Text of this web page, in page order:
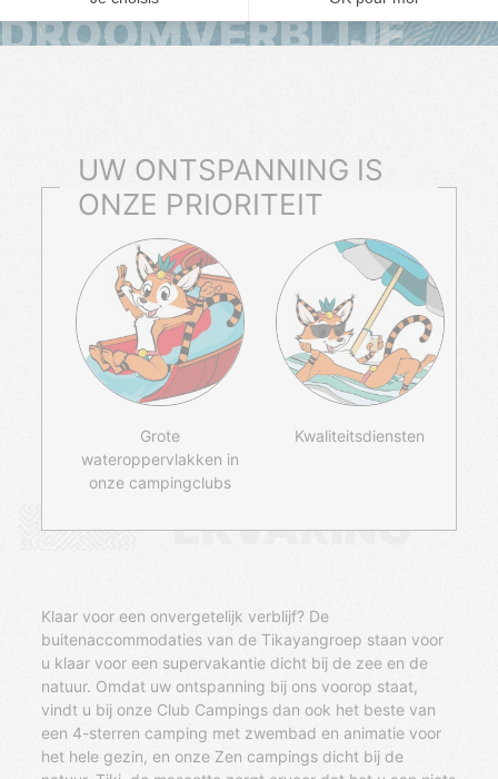
DROOMVERBLIJF
UW ONTSPANNING IS
ONZE PRIORITEIT
Grote
wateroppervlakken in
onze campingclubs
Kwaliteitsdiensten
ERVARING
Klaar voor een onvergetelijk verblijf? De
buitenaccommodaties van de Tikayangroep staan voor
u klaar voor een supervakantie dicht bij de zee en de
natuur. Omdat uw ontspanning bij ons voorop staat,
vindt u bij onze Club Campings dan ook het beste van
een 4-sterren camping met zwembad en animatie voor
het hele gezin, en onze Zen campings dicht bij de